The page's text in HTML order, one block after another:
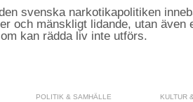
svenska narkotikapolitiken
och mänskligt lidande, utan även
kan rädda liv inte utförs.
POLITIK & SAMHÄLLE KULTUR